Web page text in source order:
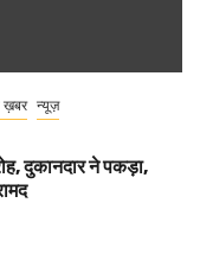
ख़बर न्यूज़
दुकानदार ने पकड़ा,